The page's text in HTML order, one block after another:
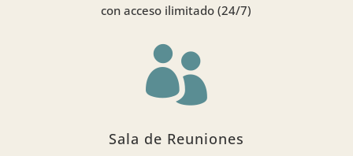
con acceso ilimitado (24/7)

Sala de Reuniones